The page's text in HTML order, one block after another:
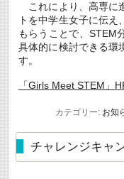
これにより、高専に
トを中学生女子に伝
もらうことで、STEM
具体的に検討できる環
す。
「Girls Meet STEM」
カテゴリー: お知
チャレンジキャ